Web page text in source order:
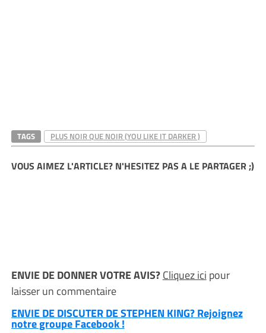
TAGS PLUS NOIR QUE NOIR (YOU LIKE IT DARKER )
VOUS AIMEZ L'ARTICLE? N'HESITEZ PAS A LE PARTAGER ;)
ENVIE DE DONNER VOTRE AVIS?Cliquez ici pour
laisser un commentaire
ENVIE DE DISCUTER DE STEPHEN KING? Rejoignez
notre groupe Facebook !